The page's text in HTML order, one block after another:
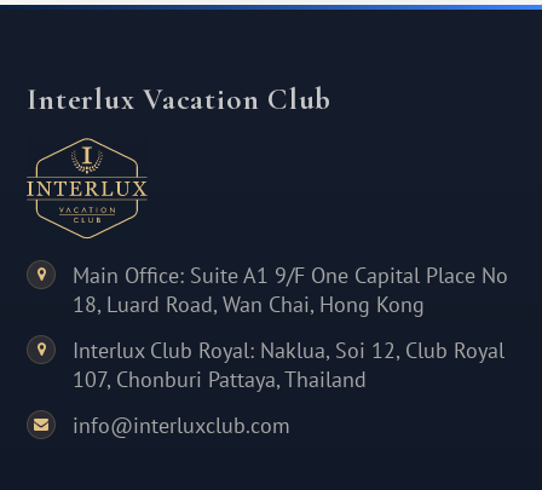
Interlux Vacation Club
Main Office: Suite A1 9/F One Capital Place No
18, Luard Road, Wan Chai, Hong Kong
Interlux Club Royal: Naklua, Soi 12, Club Royal
107, Chonburi Pattaya, Thailand
info@interluxclub.com